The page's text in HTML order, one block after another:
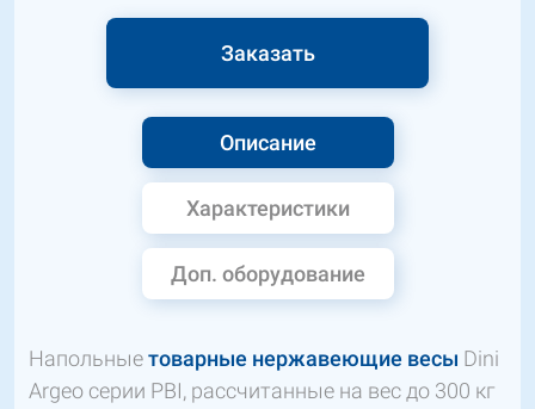
Описание
Характеристики
Доп. оборудование
Заказать
Напольныетоварные нержавеющие весы Dini
Argeo серии PBI, рассчитанные на вес до 300 кг